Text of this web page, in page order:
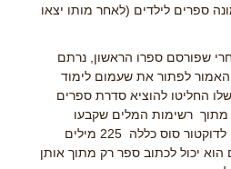
ספרים לילדים (לאחר מותו יצאו
שנה אחרי שפורסם ספרו הראשון, נרתם
האמור לפתור את שעמום לימוד
החליטו להוציא סדרת ספרים
מתוך רשימות המלים שקבעו
המומחים. הרשימה שניתנה לדוקטור סוס כללה 225 מילים
יכול לכתוב ספר רק מתוך אותן